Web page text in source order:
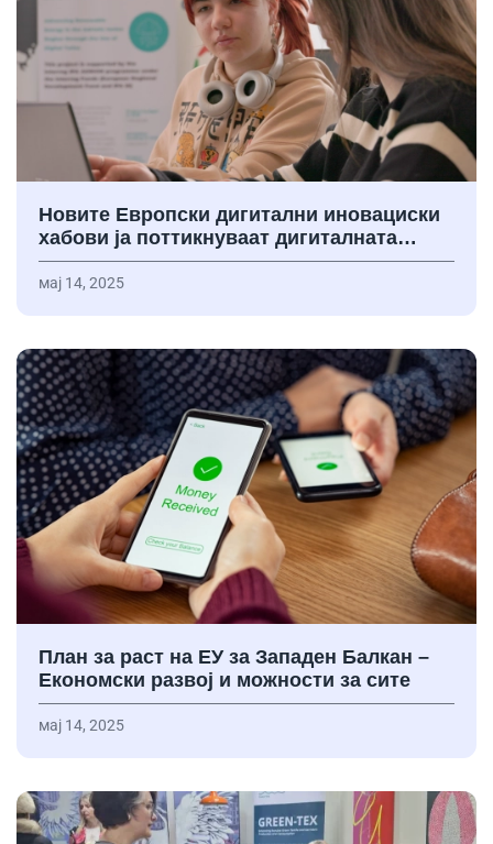
Новите Европски дигитални иновациски
хабови ја поттикнуваат дигиталната…
мај 14, 2025
План за раст на ЕУ за Западен Балкан –
Економски развој и можности за сите
мај 14, 2025